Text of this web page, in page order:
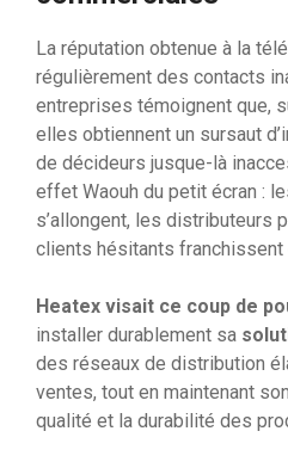
La réputation obtenue à la
régulièrement des contacts
entreprises témoignent que,
elles obtiennent un sursaut
de décideurs jusque-là
effet Waouh du petit écran :
s’allongent, les distributeurs
clients hésitants franchissent
Heatex visait ce coup de
installer durablement sa
des réseaux de distribution
ventes, tout en maintenant
qualité et la durabilité des